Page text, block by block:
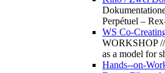
Perpétuel –
WS Co-
WORKSHOP
as a model for
Hands--on-